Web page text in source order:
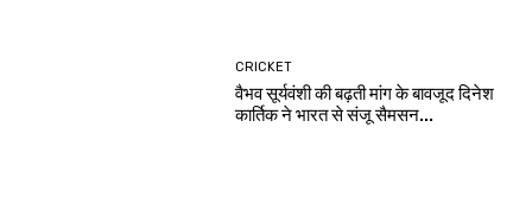
CRICKET
वैभव सूर्यवंशी की बढ़ती मांग के बावजूद दिनेश
कार्तिक ने भारत से संजू सैमसन...